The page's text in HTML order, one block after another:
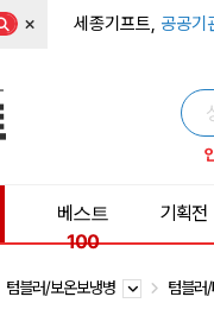
× 세종기프트, 공공기
베스트
100
기획전
텀블러/보온보냉병 텀블러